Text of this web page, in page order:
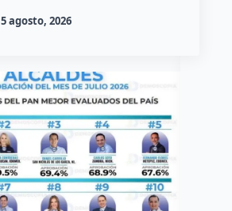
5 agosto, 2026